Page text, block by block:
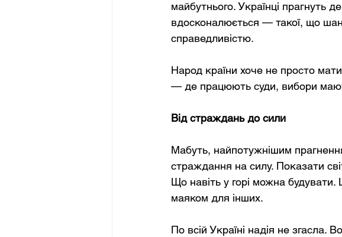
майбутнього. Українці прагнуть
вдосконалюється — такої, що
справедливістю.
Народ країни хоче не просто
— де працюють суди, вибори
Від страждань до сили
Мабуть, найпотужнішим
страждання на силу. Показати
Що навіть у горі можна
маяком для інших.
По всій Україні надія не